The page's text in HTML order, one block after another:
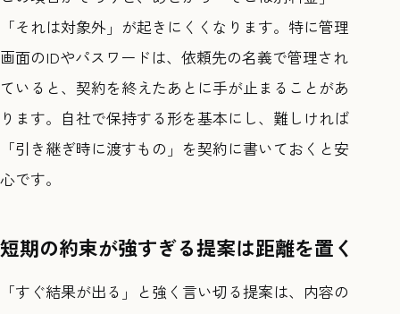
「それは対象外」が起きにくくなります。特に管理
画面のIDやパスワードは、依頼先の名義で管理され
ていると、契約を終えたあとに手が止まることがあ
ります。自社で保持する形を基本にし、難しければ
「引き継ぎ時に渡すもの」を契約に書いておくと安
心です。
短期の約束が強すぎる提案は距離を置く
「すぐ結果が出る」と強く言い切る提案は、内容の